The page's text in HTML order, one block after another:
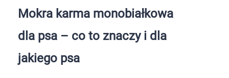
Mokra karma monobiałkowa
dla psa – co to znaczy i dla
jakiego psa